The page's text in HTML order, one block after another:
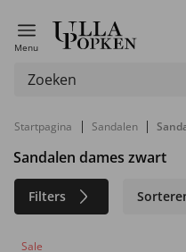
Menu
Startpagina | Sandalen |
Sandalen dames zwart
Filters
Sale